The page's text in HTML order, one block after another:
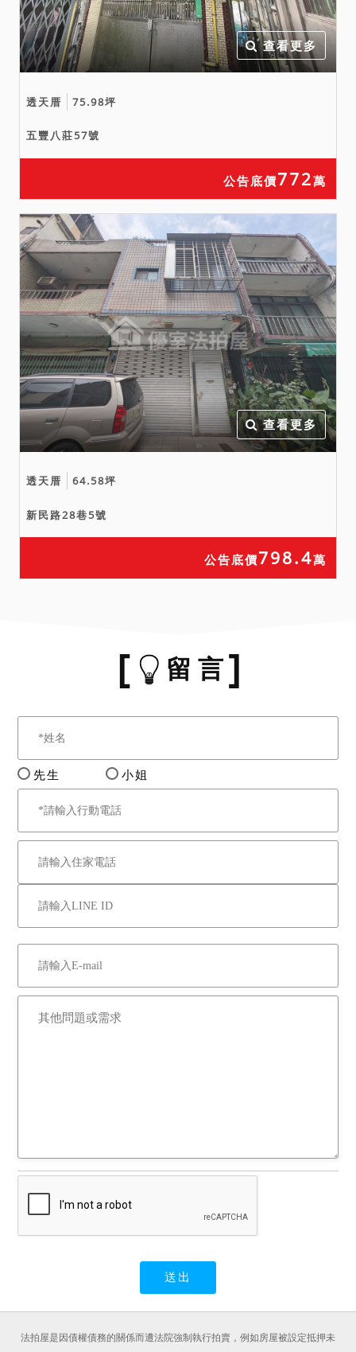
人於投標前審慎查證。
六、本件拍賣金額係包括整
體建物之價值，其中倘有增
建，其價值亦包括於總價
擔被拆除之風險，請投標人
七、拍定人（承受人）應承
擔不動產拍定（承受）日至
權利移轉證書取得前之地價
稅、房屋稅。
查看更多
透天厝 75.98坪
五豐八莊57號
公告底價772萬
查看更多
透天厝 64.58坪
新民路28巷5號
公告底價798.4萬
留 言
先生 小姐
法拍屋是因債權債務的關係而遭法院強制執行拍賣，例如房屋被設定抵押未